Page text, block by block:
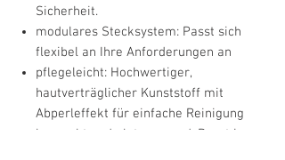
Sicherheit.
modulares Stecksystem: Passt sich
flexibel an Ihre Anforderungen an
pflegeleicht: Hochwertiger,
hautverträglicher Kunststoff mit
Abperleffekt für einfache Reinigung
kompakt und platzsparend: Passt in